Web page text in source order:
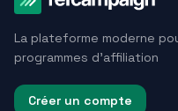
La plateforme moderne
programmes d'affiliation
Créer un compte